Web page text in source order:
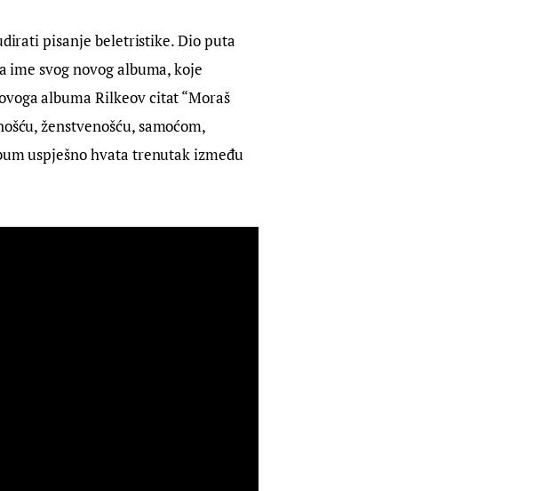
pisanje beletristike. Dio puta
svog novog albuma, koje
albuma Rilkeov citat “Moraš
ženstvenošću, samoćom,
uspješno hvata trenutak između